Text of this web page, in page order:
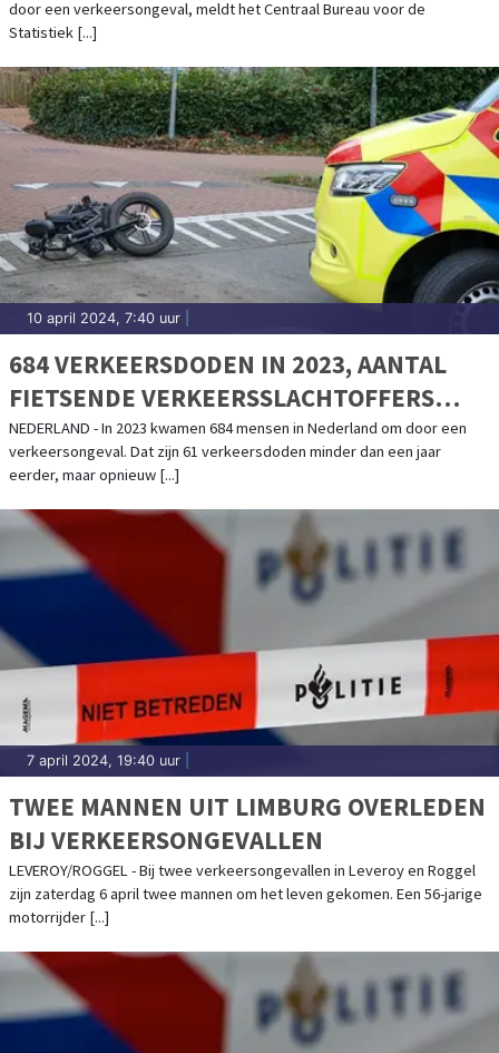
door een verkeersongeval, meldt het Centraal Bureau voor de
Statistiek [...]
10 april 2024, 7:40 uur
684 VERKEERSDODEN IN 2023, AANTAL
FIETSENDE VERKEERSSLACHTOFFERS
TOEGENOMEN
NEDERLAND - In 2023 kwamen 684 mensen in Nederland om door een
verkeersongeval. Dat zijn 61 verkeersdoden minder dan een jaar
eerder, maar opnieuw [...]
7 april 2024, 19:40 uur
TWEE MANNEN UIT LIMBURG OVERLEDEN
BIJ VERKEERSONGEVALLEN
LEVEROY/ROGGEL - Bij twee verkeersongevallen in Leveroy en Roggel
zijn zaterdag 6 april twee mannen om het leven gekomen. Een 56-jarige
motorrijder [...]